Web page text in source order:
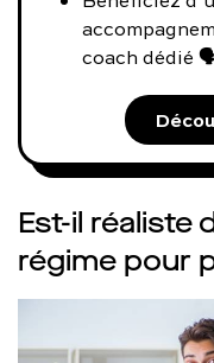
coach dédié
Est-il réaliste
régime pour